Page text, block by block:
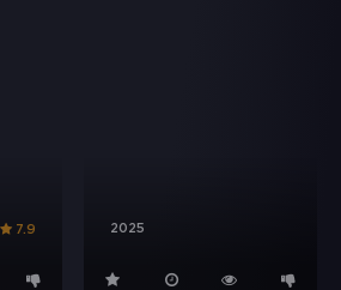
7.9 2025